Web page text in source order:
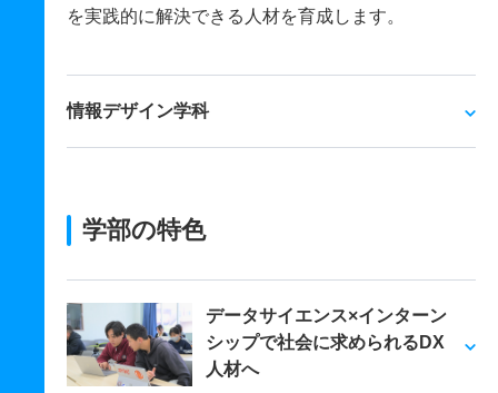
を実践的に解決できる人材を育成します。
情報デザイン学科
学部の特色
データサイエンス×インターン
シップで社会に求められるDX
人材へ